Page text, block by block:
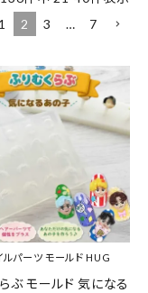
1
2 3 … 7
パーツ モールド HUG
ぶ モールド 気になる